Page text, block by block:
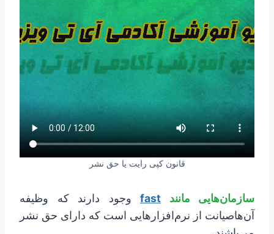
قانون کپی رایت یا حق نشر
سازمان‌هایی مانند fast وجود دارند که وظیفه
آن‌هاصیانت از نرم‌افزارهایی است که دارای حق نشر